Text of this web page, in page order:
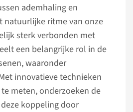
ademhaling en
natuurlijke ritme van onze
sterk verbonden met
een belangrijke rol in de
waaronder
innovatieve technieken
meten, onderzoeken de
koppeling door